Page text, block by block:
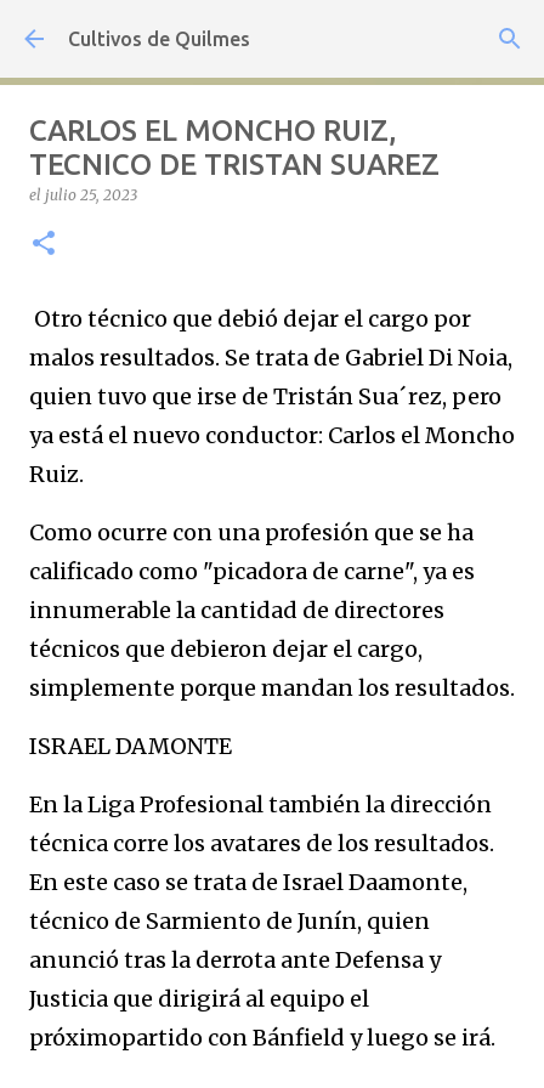
Ir al contenido principal
Cultivos de Quilmes
CARLOS EL MONCHO RUIZ,
TECNICO DE TRISTAN SUAREZ
el julio 25, 2023
Otro técnico que debió dejar el cargo por
malos resultados. Se trata de Gabriel Di Noia,
quien tuvo que irse de Tristán Sua´rez, pero
ya está el nuevo conductor: Carlos el Moncho
Ruiz.
Como ocurre con una profesión que se ha
calificado como "picadora de carne", ya es
innumerable la cantidad de directores
técnicos que debieron dejar el cargo,
simplemente porque mandan los resultados.
ISRAEL DAMONTE
En la Liga Profesional también la dirección
técnica corre los avatares de los resultados.
En este caso se trata de Israel Daamonte,
técnico de Sarmiento de Junín, quien
anunció tras la derrota ante Defensa y
Justicia que dirigirá al equipo el
próximopartido con Bánfield y luego se irá.